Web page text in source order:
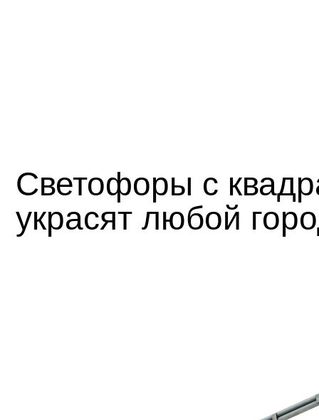
Светофоры с
украсят любой